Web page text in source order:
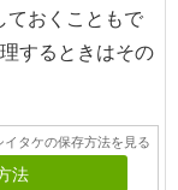
ておくこともで
するときはその
イタケの保存方法を見る
法